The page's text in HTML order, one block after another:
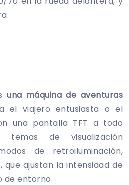
una máquina de aventuras
el viajero entusiasta o el
una pantalla TFT a todo
de visualización
de retroiluminación,
que ajustan la intensidad de
de entorno.